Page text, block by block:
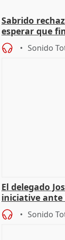
Sabrido
esperar que
Sonido
El delegado
iniciative ante
hogar en Madri
Sonido